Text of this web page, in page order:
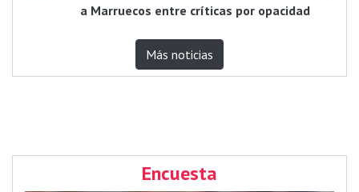
a Marruecos entre críticas por opacidad
Más noticias
Encuesta